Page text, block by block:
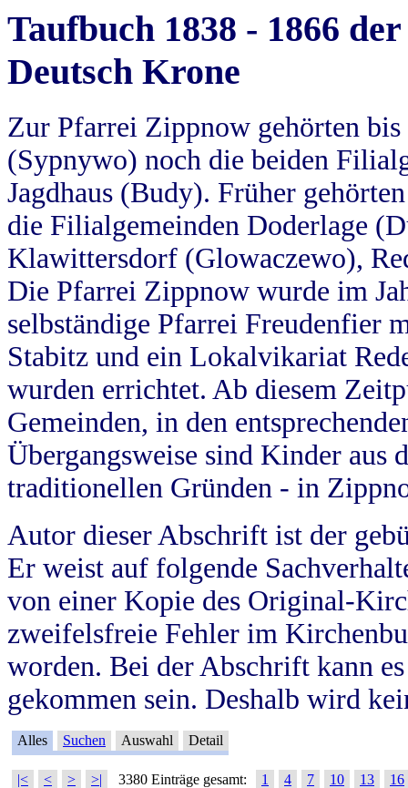
Taufbuch 1838 - 1866
Deutsch Krone
Zur Pfarrei Zippnow gehörten
(Sypnywo) noch die beiden
Jagdhaus (Budy). Früher
die Filialgemeinden Doderlage
Klawittersdorf (Glowaczewo),
Die Pfarrei Zippnow wurde im
selbständige Pfarrei Freudenfier
Stabitz und ein Lokalvikariat
wurden errichtet. Ab diesem
Gemeinden, in den
Übergangsweise sind Kinder aus
traditionellen Gründen - in
Autor dieser Abschrift ist der
Er weist auf folgende
von einer Kopie des Original-
zweifelsfreie Fehler im
worden. Bei der Abschrift kann
gekommen sein. Deshalb wird
Alles Suchen Auswahl Detail
|< < > >| 3380 Einträge gesamt: 1 4 7 10 13
16